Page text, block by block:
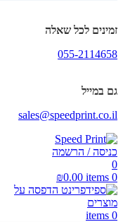
זמינים לכל שאלה
055-2114658
גם במייל
sales@speedprint.co.il
כניסה / הרשמה
0
0
items
₪0.00
0
items